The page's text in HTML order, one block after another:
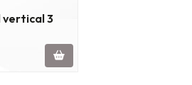
vertical 3